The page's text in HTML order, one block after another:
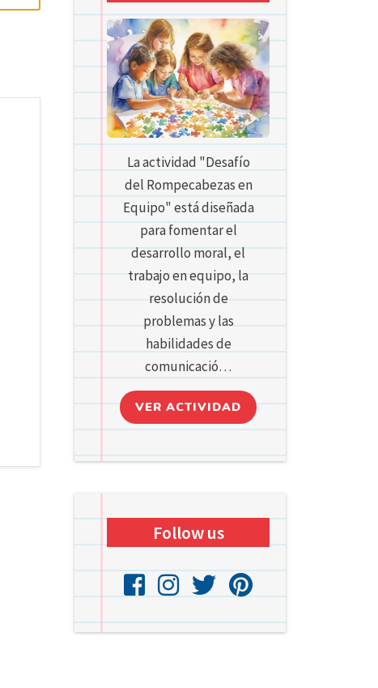
La actividad "Desafío
del Rompecabezas en
Equipo" está diseñada
para fomentar el
desarrollo moral, el
trabajo en equipo, la
resolución de
problemas y las
habilidades de
comunicació…
VER ACTIVIDAD
Follow us